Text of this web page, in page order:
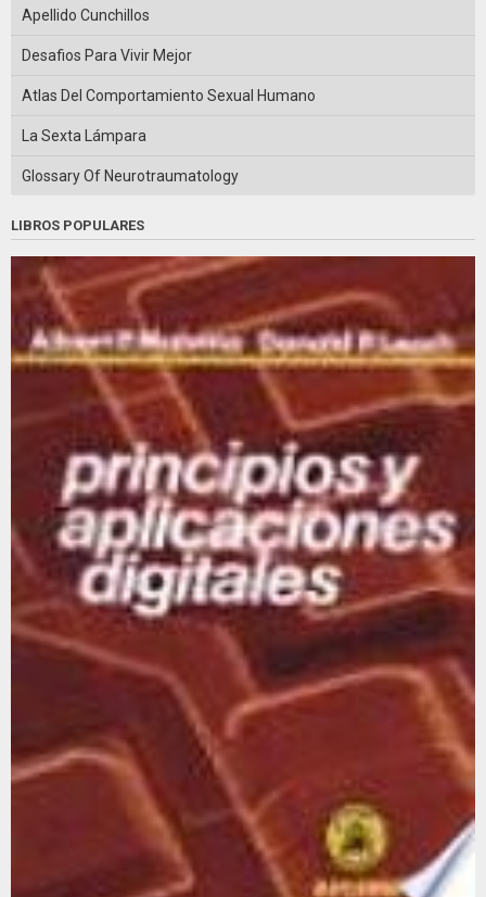
Apellido Cunchillos
Desafios Para Vivir Mejor
Atlas Del Comportamiento Sexual Humano
La Sexta Lámpara
Glossary Of Neurotraumatology
LIBROS POPULARES